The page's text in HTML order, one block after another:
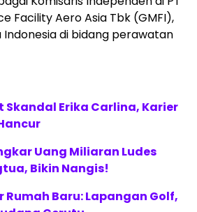
Facility Aero Asia Tbk (GMFI),
Indonesia di bidang perawatan
Skandal Erika Carlina, Karier
Uang Miliaran Ludes
Bikin Nangis!
Rumah Baru: Lapangan Golf,